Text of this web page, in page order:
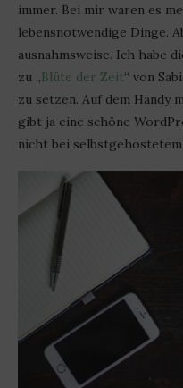
immer. Bei mir waren es
lebensnotwendige Dinge.
ausnahmsweise. Ich habe
zu „Blüte der Zeit“ von
zu setzen. Auf dem Handy
gibt ja eine schöne
nicht bei